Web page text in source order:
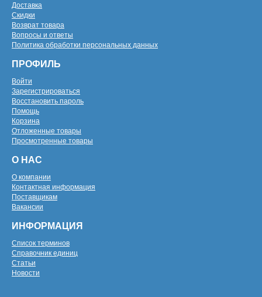
Доставка
Скидки
Возврат товара
Вопросы и ответы
Политика обработки персональных данных
ПРОФИЛЬ
Войти
Зарегистрироваться
Восстановить пароль
Помощь
Корзина
Отложенные товары
Просмотренные товары
О НАС
О компании
Контактная информация
Поставщикам
Вакансии
ИНФОРМАЦИЯ
Список терминов
Справочник единиц
Статьи
Новости